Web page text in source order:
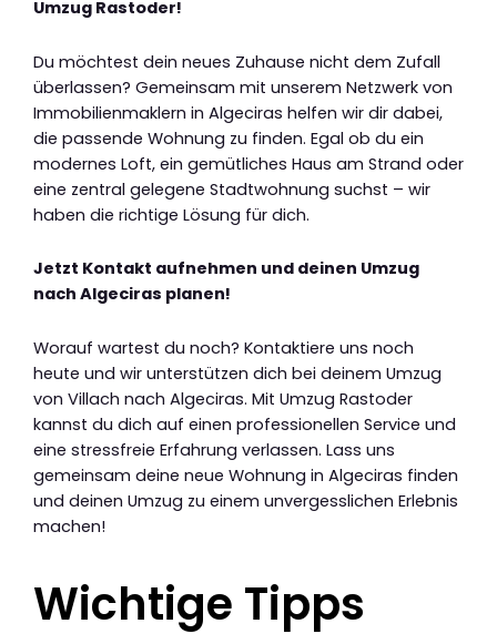
Umzug Rastoder!
Du möchtest dein neues Zuhause nicht dem Zufall
überlassen? Gemeinsam mit unserem Netzwerk von
Immobilienmaklern in Algeciras helfen wir dir dabei,
die passende Wohnung zu finden. Egal ob du ein
modernes Loft, ein gemütliches Haus am Strand oder
eine zentral gelegene Stadtwohnung suchst – wir
haben die richtige Lösung für dich.
Jetzt Kontakt aufnehmen und deinen Umzug
nach Algeciras planen!
Worauf wartest du noch? Kontaktiere uns noch
heute und wir unterstützen dich bei deinem Umzug
von Villach nach Algeciras. Mit Umzug Rastoder
kannst du dich auf einen professionellen Service und
eine stressfreie Erfahrung verlassen. Lass uns
gemeinsam deine neue Wohnung in Algeciras finden
und deinen Umzug zu einem unvergesslichen Erlebnis
machen!
Wichtige Tipps